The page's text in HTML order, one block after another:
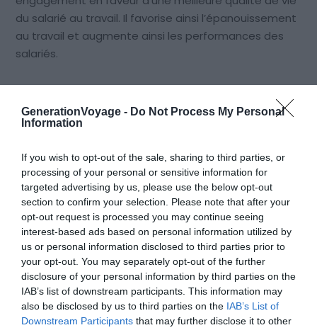
GenerationVoyage - Do Not Process My Personal
Information
If you wish to opt-out of the sale, sharing to third parties, or
processing of your personal or sensitive information for
targeted advertising by us, please use the below opt-out
section to confirm your selection. Please note that after your
opt-out request is processed you may continue seeing
interest-based ads based on personal information utilized by
us or personal information disclosed to third parties prior to
your opt-out. You may separately opt-out of the further
disclosure of your personal information by third parties on the
IAB’s list of downstream participants. This information may
also be disclosed by us to third parties on the IAB’s List of
Downstream Participants that may further disclose it to other
du salarié au travail. Il favorise ainsi l’épanouissement
au travail et augmente ainsi les performances des
salariés.
3. Développer la créativité des
Le voyage incentive permet de développer la
créativité de vos salariés et de les mobiliser autour
d’un objectif commun. Les activités artistiques
stimulent l’ingéniosité et la curiosité de vos
collaborateurs. A travers ces activités créatifs, vos
salariés apprendront à se connaître et à
communiquer. Chacun aura la possibilité de
s’épanouir individuellement et collectivement. Ces
objectifs leur seront bénéfique dans leur travail. La
musique, le cinéma, la peinture, la danse … Toutes ces